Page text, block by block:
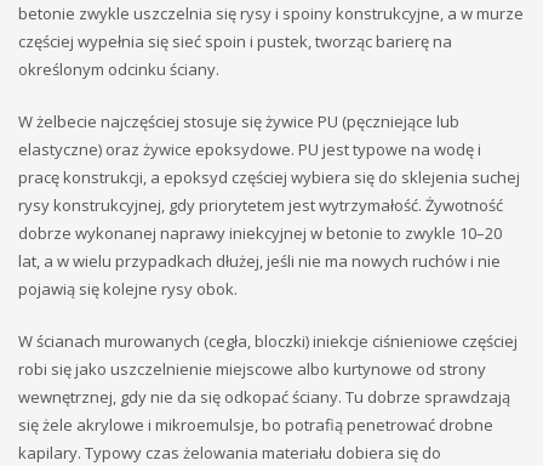
betonie zwykle uszczelnia się rysy i spoiny konstrukcyjne, a w murze
częściej wypełnia się sieć spoin i pustek, tworząc barierę na
określonym odcinku ściany.
W żelbecie najczęściej stosuje się żywice PU (pęczniejące lub
elastyczne) oraz żywice epoksydowe. PU jest typowe na wodę i
pracę konstrukcji, a epoksyd częściej wybiera się do sklejenia suchej
rysy konstrukcyjnej, gdy priorytetem jest wytrzymałość. Żywotność
dobrze wykonanej naprawy iniekcyjnej w betonie to zwykle 10–20
lat, a w wielu przypadkach dłużej, jeśli nie ma nowych ruchów i nie
pojawią się kolejne rysy obok.
W ścianach murowanych (cegła, bloczki) iniekcje ciśnieniowe częściej
robi się jako uszczelnienie miejscowe albo kurtynowe od strony
wewnętrznej, gdy nie da się odkopać ściany. Tu dobrze sprawdzają
się żele akrylowe i mikroemulsje, bo potrafią penetrować drobne
kapilary. Typowy czas żelowania materiału dobiera się do